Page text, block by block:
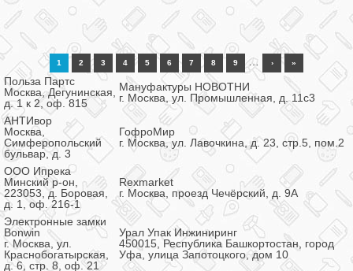
1 2 3 4 5 6 7 8 9 … › »
Польза Партс
Москва, Дегунинская,
д. 1 к 2, оф. 815
Мануфактуры НОВОТНИ
г. Москва, ул. Промышленная, д. 11с3
АНТИвор
Москва,
Симферопольский
бульвар, д. 3
ГофроМир
г. Москва, ул. Лавочкина, д. 23, стр.5, пом.2
ООО Ипрека
Минский р-он,
223053, д. Боровая,
д. 1, оф. 216-1
Rexmarket
г. Москва, проезд Чечёрский, д. 9А
Электронные замки
Bonwin
г. Москва, ул.
Краснобогатырская,
д. 6, стр. 8, оф. 21
Урал Упак Инжиниринг
450015, Республика Башкортостан, город
Уфа, улица Запотоцкого, дом 10